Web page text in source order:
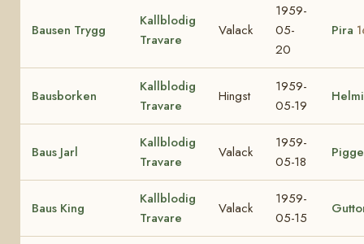
Bausen Trygg
Kallblodig
Travare
Valack
1959-
05-
20
Pira
Bausborken
Kallblodig
Travare
Hingst
1959-
05-19
Baus Jarl
Kallblodig
Travare
Valack
1959-
05-18
Baus King
Kallblodig
Travare
Valack
1959-
05-15